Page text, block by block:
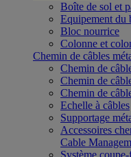
Boîte de sol et
Equipement du
Bloc nourrice
Colonne et
Chemin de câbles
Chemin de
Chemin de
Chemin de
Echelle à câbles
Supportage
Accessoires
Cable
Système coupe-